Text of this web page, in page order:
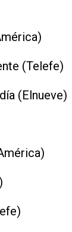
(Telefe)
(Elnueve)